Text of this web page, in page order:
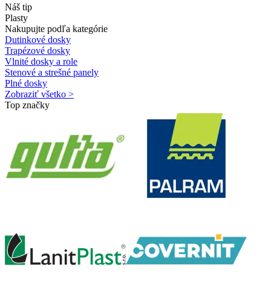
Náš tip
Plasty
Nakupujte podľa kategórie
Dutinkové dosky
Trapézové dosky
Vlnité dosky a role
Stenové a strešné panely
Plné dosky
Zobraziť všetko >
Top značky